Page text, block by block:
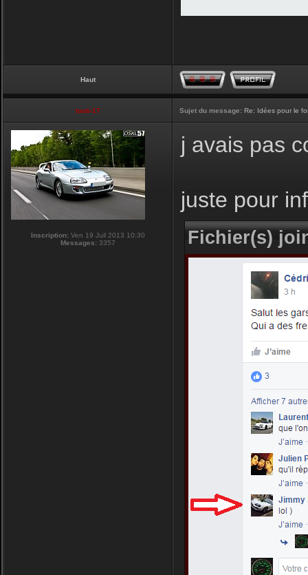
Haut
touti-17 Sujet du message: Re: Idées pour le
Inscription: Ven 19 Juil 2013 10:30
Messages: 3357
j avais pas
juste pour
Fichier(s)